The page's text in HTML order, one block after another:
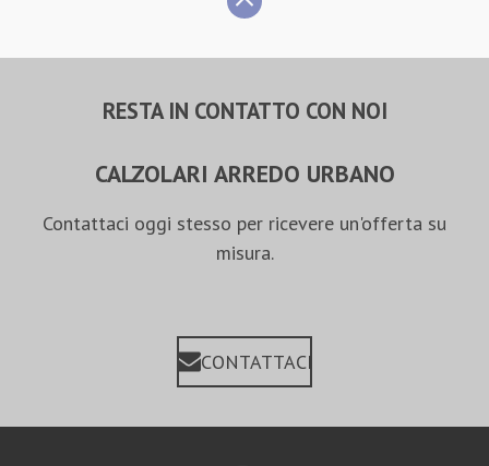
RESTA IN CONTATTO CON NOI
CALZOLARI ARREDO URBANO
Contattaci oggi stesso per ricevere un'offerta su
misura.
CONTATTACI